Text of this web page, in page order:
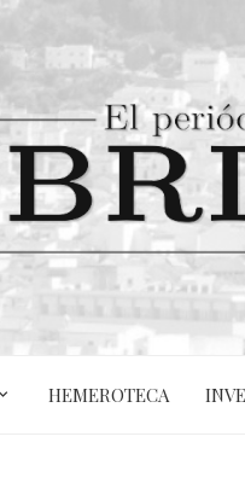
HEMEROTECA